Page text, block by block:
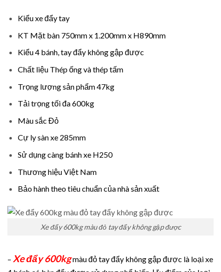
Kiểu xe đẩy tay
KT Mặt bàn 750mm x 1.200mm x H890mm
Kiểu 4 bánh, tay đẩy không gập được
Chất liệu Thép ống và thép tấm
Trọng lượng sản phẩm 47kg
Tải trọng tối đa 600kg
Màu sắc Đỏ
Cự ly sàn xe 285mm
Sử dụng càng bánh xe H250
Thương hiệu Việt Nam
Bảo hành theo tiêu chuẩn của nhà sản xuất
Xe đẩy 600kg màu đỏ tay đẩy không gập được
– Xe đẩy 600kgmàu đỏ tay đẩy không gập được là loại xe